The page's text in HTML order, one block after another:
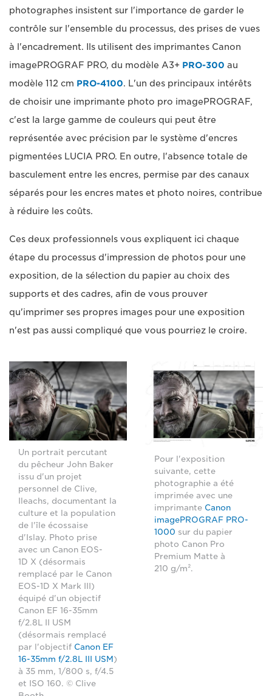
photographes insistent sur l'importance de garder le
contrôle sur l'ensemble du processus, des prises de vues
à l'encadrement. Ils utilisent des imprimantes Canon
imagePROGRAF PRO, du modèle A3+ PRO-300 au
modèle 112 cm PRO-4100. L'un des principaux intérêts
de choisir une imprimante photo pro imagePROGRAF,
c'est la large gamme de couleurs qui peut être
représentée avec précision par le système d'encres
pigmentées LUCIA PRO. En outre, l'absence totale de
basculement entre les encres, permise par des canaux
séparés pour les encres mates et photo noires, contribue
à réduire les coûts.
Ces deux professionnels vous expliquent ici chaque
étape du processus d'impression de photos pour une
exposition, de la sélection du papier au choix des
supports et des cadres, afin de vous prouver
qu'imprimer ses propres images pour une exposition
n'est pas aussi compliqué que vous pourriez le croire.
Un portrait percutant
du pêcheur John Baker
issu d'un projet
personnel de Clive,
Ileachs, documentant la
culture et la population
de l'île écossaise
d'Islay. Photo prise
avec un Canon EOS-
1D X (désormais
remplacé par le Canon
EOS-1D X Mark III)
équipé d'un objectif
Canon EF 16-35mm
f/2.8L II USM
(désormais remplacé
par l'objectif Canon EF
16-35mm f/2.8L III USM )
à 35 mm, 1/800 s, f/4.5
et ISO 160. © Clive
Pour l'exposition
suivante, cette
photographie a été
imprimée avec une
imprimante Canon
imagePROGRAF PRO-
1000 sur du papier
photo Canon Pro
Premium Matte à
210 g/m².